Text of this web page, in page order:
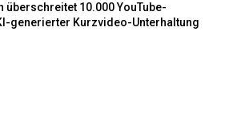
überschreitet 10.000 YouTube-
generierter Kurzvideo-Unterhaltung